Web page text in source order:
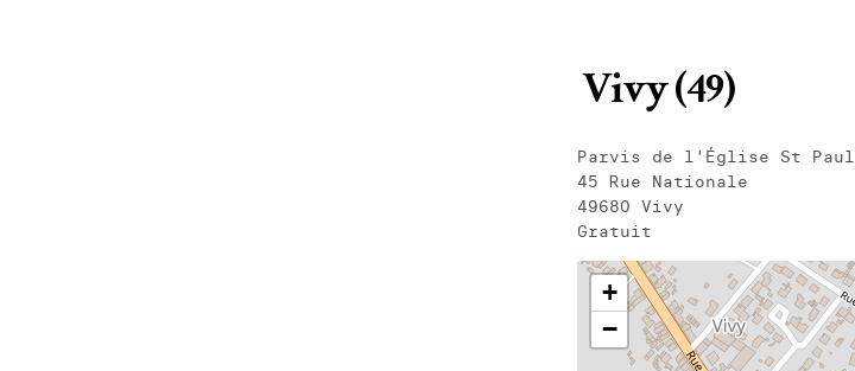
Vivy (49)
Parvis de l'Église St Paul
45 Rue Nationale
49680 Vivy
Gratuit